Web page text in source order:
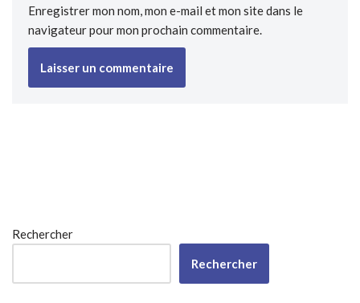
Enregistrer mon nom, mon e-mail et mon site dans le
navigateur pour mon prochain commentaire.
Rechercher
Rechercher